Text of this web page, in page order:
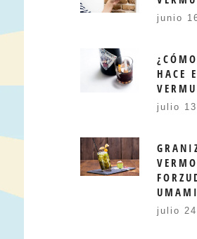
junio
HACE
julio
UMAMI
julio